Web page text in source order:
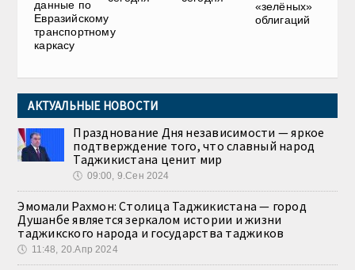
данные по
Евразийскому
транспортному
каркасу
«зелёных»
облигаций
АКТУАЛЬНЫЕ НОВОСТИ
Празднование Дня независимости — яркое
подтверждение того, что славный народ
Таджикистана ценит мир
🕔 09:00, 9.Сен 2024
Эмомали Рахмон: Столица Таджикистана — город
Душанбе является зеркалом истории и жизни
таджикского народа и государства таджиков
🕔 11:48, 20.Апр 2024